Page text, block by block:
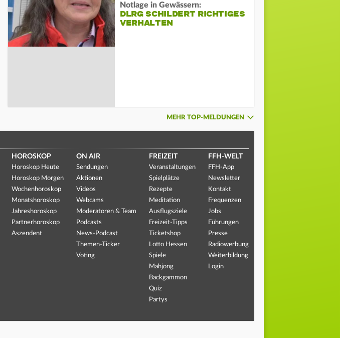
Notlage in Gewässern:
DLRG SCHILDERT RICHTIGES
VERHALTEN
MEHR TOP-MELDUNGEN
HOROSKOP
Horoskop Heute
Horoskop Morgen
Wochenhoroskop
Monatshoroskop
Jahreshoroskop
Partnerhoroskop
Aszendent
ON AIR
Sendungen
Aktionen
Videos
Webcams
Moderatoren & Team
Podcasts
News-Podcast
Themen-Ticker
Voting
FREIZEIT
Veranstaltungen
Spielplätze
Rezepte
Meditation
Ausflugsziele
Freizeit-Tipps
Ticketshop
Lotto Hessen
Spiele
Mahjong
Backgammon
Quiz
Partys
FFH-WELT
FFH-App
Newsletter
Kontakt
Frequenzen
Jobs
Führungen
Presse
Radiowerbung
Weiterbildung
Login